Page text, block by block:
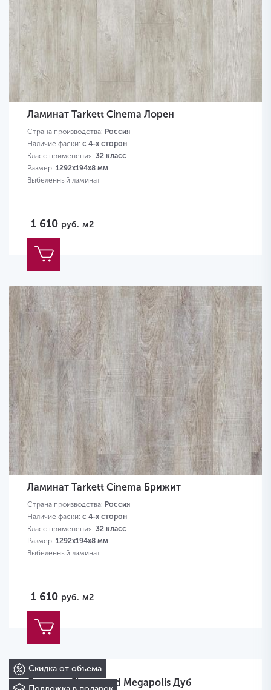
Ламинат Tarkett Cinema Лорен
Страна производства: Россия
Наличие фаски: с 4-х сторон
Класс применения: 32 класс
Размер: 1292х194х8 мм
Выбеленный ламинат
1 610 руб. м2
Ламинат Tarkett Cinema Брижит
Страна производства: Россия
Наличие фаски: с 4-х сторон
Класс применения: 32 класс
Размер: 1292х194х8 мм
Выбеленный ламинат
1 610 руб. м2
Скидка от объема
Ламинат Floorwood Megapolis Дуб